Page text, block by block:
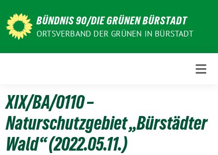
zum
Inhalt
BÜNDNIS 90/DIE GRÜNEN BÜRSTADT
ORTSVERBAND DER GRÜNEN IN BÜRSTADT
XIX/BA/0110 –
Naturschutzgebiet „Bürstädter
Wald“ (2022.05.11.)